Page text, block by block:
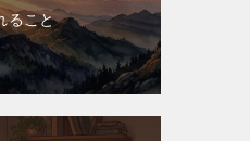
ること